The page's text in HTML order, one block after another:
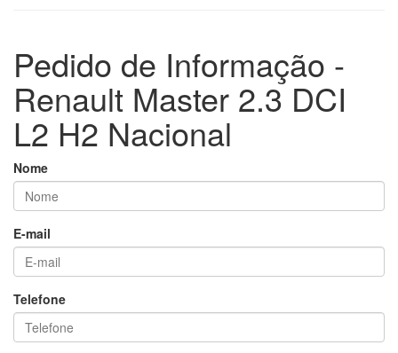
Pedido de Informação -
Renault Master 2.3 DCI
L2 H2 Nacional
Nome
E-mail
Telefone